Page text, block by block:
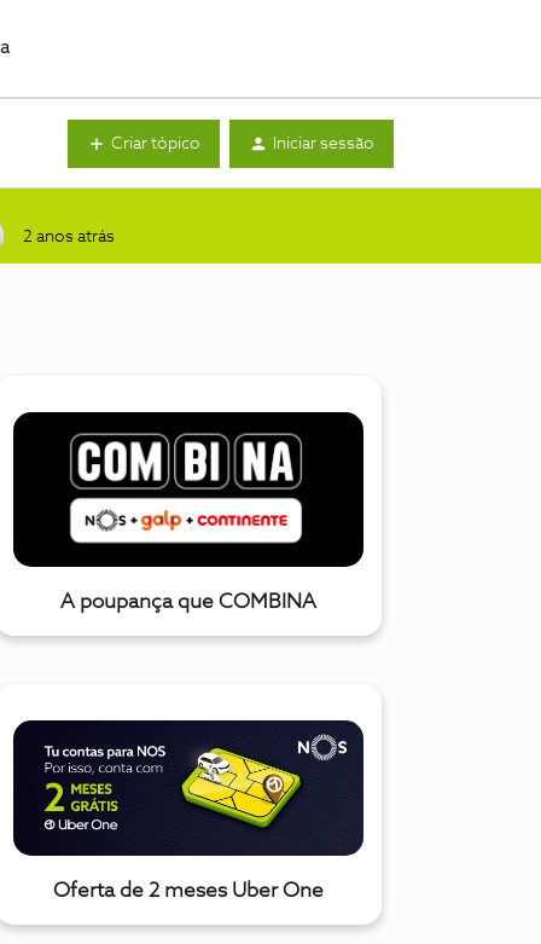
Criar tópico Iniciar sessão
2 anos atrás
A poupança que COMBINA
Oferta de 2 meses Uber One